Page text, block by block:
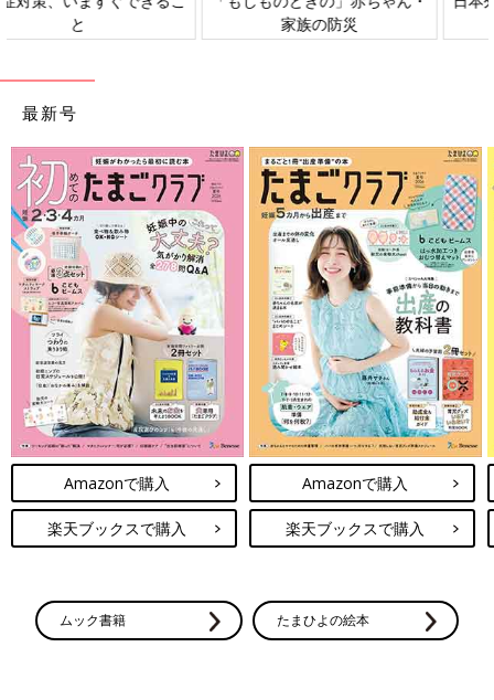
相談
最新号
Amazonで購入
楽天ブックスで購入
Amazonで購入
楽天ブックスで購入
ムック書籍 たまひよの絵本